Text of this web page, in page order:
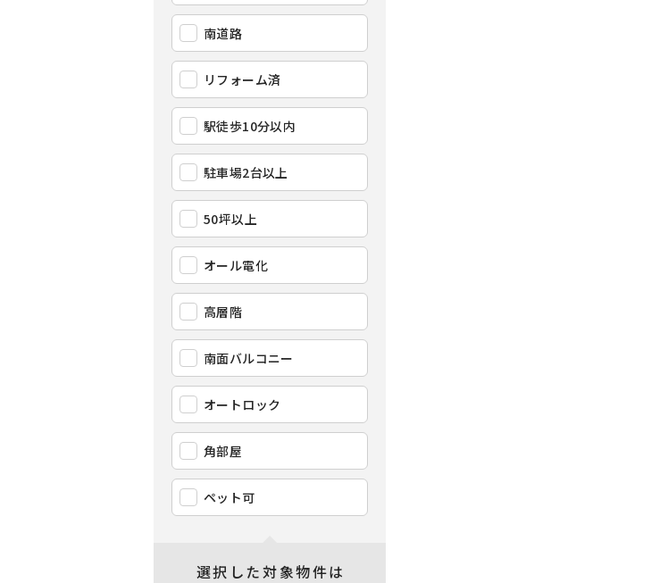
南道路
リフォーム済
駅徒歩10分以内
駐車場2台以上
50坪以上
オール電化
高層階
南面バルコニー
オートロック
角部屋
ペット可
選択した対象物件は